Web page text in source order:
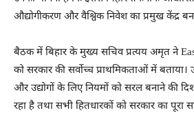
औद्योगीकरण और वैश्विक निवेश का प्रमुख केंद्र
बैठक में बिहार के मुख्य सचिवप्रत्यय अमृत ने
को सरकार की सर्वोच्च प्राथमिकताओं में बताया।
और उद्योगों के लिए नियमों को सरल बनाने की
रहा है तथा सभी हितधारकों को सरकार का पूरा